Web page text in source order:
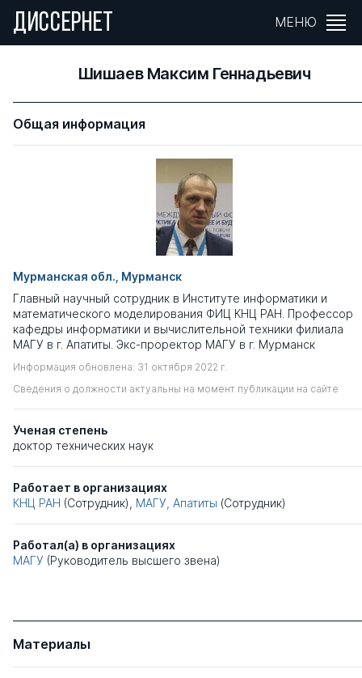
ДИССЕРНЕТ МЕНЮ
Шишаев Максим Геннадьевич
Общая информация
Мурманская обл., Мурманск
Главный научный сотрудник в Институте информатики и
математического моделирования ФИЦ КНЦ РАН. Профессор
кафедры информатики и вычислительной техники филиала
МАГУ в г. Апатиты. Экс-проректор МАГУ в г. Мурманск
Информация обновлена: 31 октября 2022 г.
Сведения о должности актуальны на момент публикации на сайте
Ученая степень
доктор технических наук
Работает в организациях
КНЦ РАН (Сотрудник), МАГУ, Апатиты (Сотрудник)
Работал(а) в организациях
МАГУ (Руководитель высшего звена)
Материалы